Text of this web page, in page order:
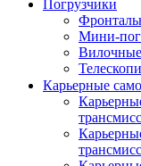
Погрузчики
Мини-
Карьерные